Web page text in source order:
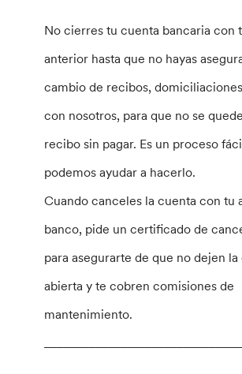
No cierres tu cuenta bancaria con
anterior hasta que no hayas
cambio de recibos,
con nosotros, para que no se
recibo sin pagar. Es un proceso
podemos ayudar a hacerlo.
Cuando canceles la cuenta con tu
banco, pide un certificado de
para asegurarte de que no dejen la
abierta y te cobren comisiones de
mantenimiento.